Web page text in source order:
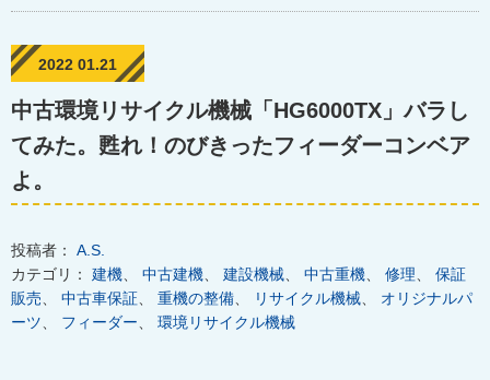
2022 01.21
中古環境リサイクル機械「HG6000TX」バラし
てみた。甦れ！のびきったフィーダーコンベア
よ。
投稿者： A.S.
カテゴリ： 建機 中古建機 建設機械 中古重機 修理
保証
販売
中古車保証 重機の整備 リサイクル機械
オリジナルパ
ーツ
フィーダー 環境リサイクル機械